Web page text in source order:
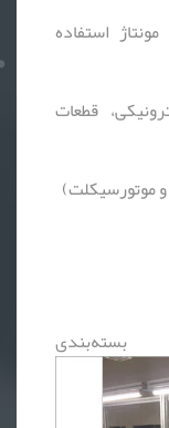
استفاده
قطعات
موتورسیکلت)